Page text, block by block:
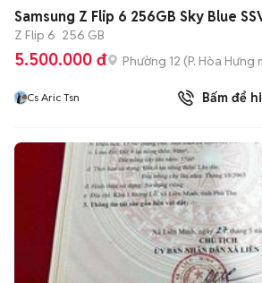
Samsung Z Flip 6 256GB Sky Blue
Z Flip 6 256 GB
5.500.000 đ Phường 12 (P. Hòa Hưng
Cs Aric Tsn Bấm để